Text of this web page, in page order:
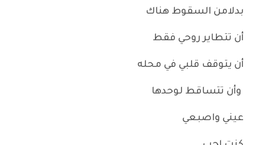
بدلامن السقوط هناك
أن تتطاير روحي فقط
أن يتوقف قلبي في محله
وأن تتساقط لوحدها
عيني واصبعي